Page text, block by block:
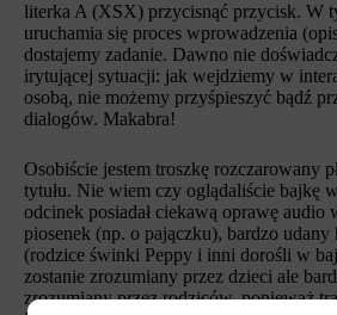
literka A (XSX) przycisnąć przycisk. W
uruchamia się proces wprowadzenia
dostajemy zadanie. Dawno nie
irytującej sytuacji: jak wejdziemy w
osobą, nie możemy przyśpieszyć bądź
dialogów. Makabra!
Osobiście jestem troszkę rozczarowany
tytułu. Nie wiem czy oglądaliście bajkę
odcinek posiadał ciekawą oprawę audio
piosenek (np. o pajączku), bardzo udany
(rodzice świnki Peppy i inni dorośli w
zostanie zrozumiany przez dzieci ale
zrozumiany przez rodziców, ponieważ